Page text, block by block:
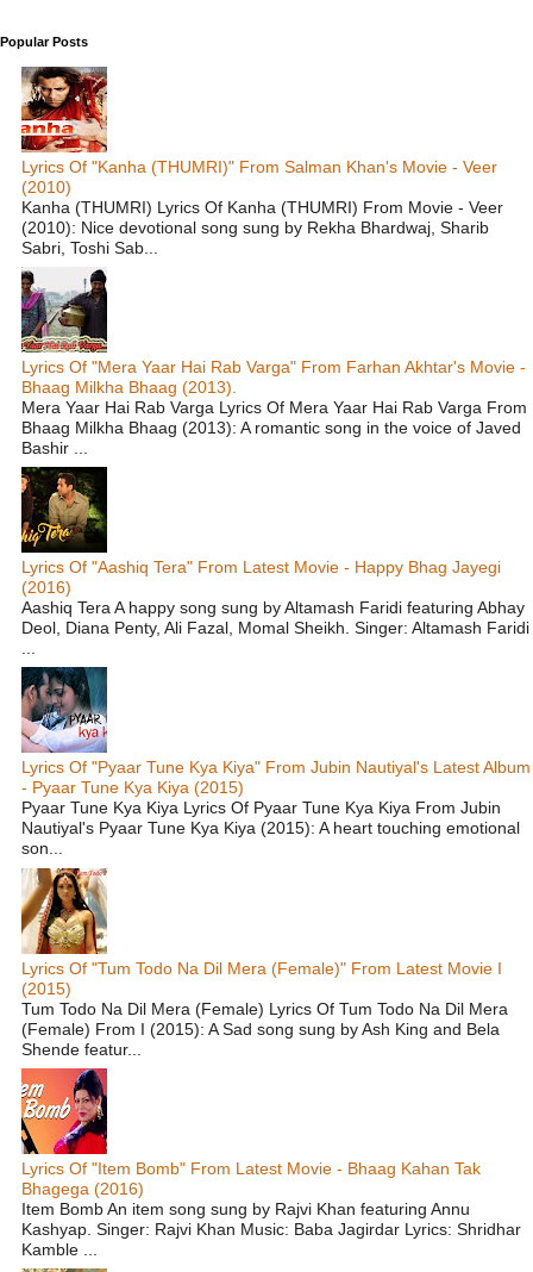
Popular Posts
Lyrics Of "Kanha (THUMRI)" From Salman Khan's Movie - Veer
(2010)
Kanha (THUMRI) Lyrics Of Kanha (THUMRI) From Movie - Veer
(2010): Nice devotional song sung by Rekha Bhardwaj, Sharib
Sabri, Toshi Sab...
Lyrics Of "Mera Yaar Hai Rab Varga" From Farhan Akhtar's Movie -
Bhaag Milkha Bhaag (2013).
Mera Yaar Hai Rab Varga Lyrics Of Mera Yaar Hai Rab Varga From
Bhaag Milkha Bhaag (2013): A romantic song in the voice of Javed
Bashir ...
Lyrics Of "Aashiq Tera" From Latest Movie - Happy Bhag Jayegi
(2016)
Aashiq Tera A happy song sung by Altamash Faridi featuring Abhay
Deol, Diana Penty, Ali Fazal, Momal Sheikh. Singer: Altamash Faridi
Lyrics Of "Pyaar Tune Kya Kiya" From Jubin Nautiyal's Latest Album
- Pyaar Tune Kya Kiya (2015)
Pyaar Tune Kya Kiya Lyrics Of Pyaar Tune Kya Kiya From Jubin
Nautiyal's Pyaar Tune Kya Kiya (2015): A heart touching emotional
son...
Lyrics Of "Tum Todo Na Dil Mera (Female)" From Latest Movie I
(2015)
Tum Todo Na Dil Mera (Female) Lyrics Of Tum Todo Na Dil Mera
(Female) From I (2015): A Sad song sung by Ash King and Bela
Shende featur...
Lyrics Of "Item Bomb" From Latest Movie - Bhaag Kahan Tak
Bhagega (2016)
Item Bomb An item song sung by Rajvi Khan featuring Annu
Kashyap. Singer: Rajvi Khan Music: Baba Jagirdar Lyrics: Shridhar
Kamble ...